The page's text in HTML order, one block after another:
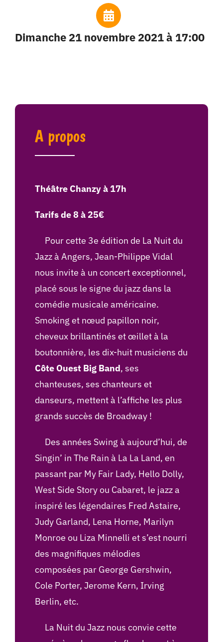
dimanche 21 novembre 2021 à 17:00
A propos
Théâtre Chanzy à 17h
Tarifs de 8 à 25€
Pour cette 3e édition de La Nuit du
Jazz à Angers, Jean-Philippe Vidal
nous invite à un concert exceptionnel,
placé sous le signe du jazz dans la
comédie musicale américaine.
Smoking et nœud papillon noir,
cheveux brillantinés et œillet à la
boutonnière, les dix-huit musiciens du
Côte Ouest Big Band, ses
chanteuses, ses chanteurs et
danseurs, mettent à l’affiche les plus
grands succès de Broadway !
Des années Swing à aujourd’hui, de
Singin’ in The Rain à La La Land, en
passant par My Fair Lady, Hello Dolly,
West Side Story ou Cabaret, le jazz a
inspiré les légendaires Fred Astaire,
Judy Garland, Lena Horne, Marilyn
Monroe ou Liza Minnelli et s’est nourri
des magnifiques mélodies
composées par George Gershwin,
Cole Porter, Jerome Kern, Irving
Berlin, etc.
La Nuit du Jazz nous convie cette